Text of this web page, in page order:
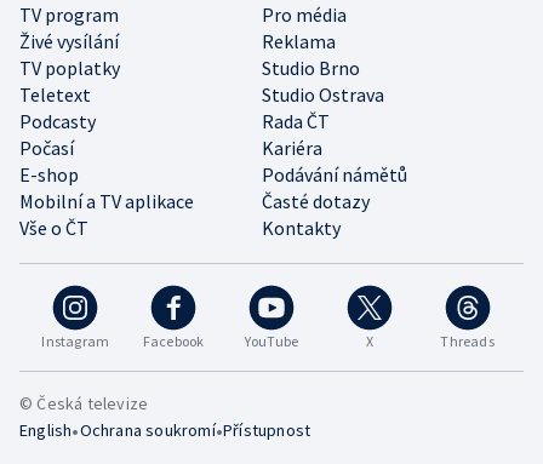
Instagram Facebook YouTube X Threads
TV program
Pro média
Živé vysílání
Reklama
TV poplatky
Studio Brno
Teletext
Studio Ostrava
Podcasty
Rada ČT
Počasí
Kariéra
E-shop
Podávání námětů
Mobilní a TV aplikace
Časté dotazy
Vše o ČT
Kontakty
© Česká televize
English•Ochrana soukromí•Přístupnost